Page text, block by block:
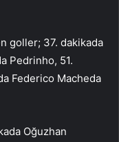
goller; 37. dakikada
Pedrinho, 51.
Federico Macheda
Oğuzhan